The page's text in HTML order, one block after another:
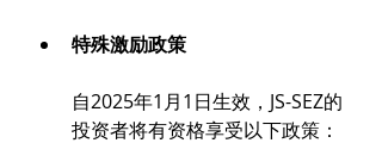
特殊激励政策
自2025年1月1日生效，JS-SEZ的
投资者将有资格享受以下政策：